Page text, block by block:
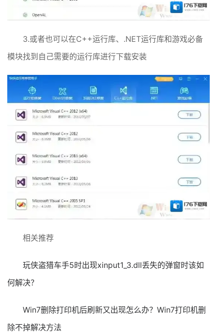
3.或者也可以在C++运行库、.NET运行库和游戏必备
模块找到自己需要的运行库进行下载安装
相关推荐
玩侠盗猎车手5时出现xinput1_3.dll丢失的弹窗时该如
何解决？
Win7删除打印机后刷新又出现怎么办？Win7打印机删
除不掉解决方法